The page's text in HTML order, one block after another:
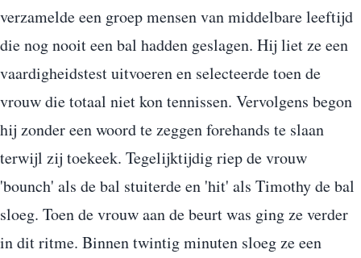
verzamelde een groep mensen van middelbare leeftijd
die nog nooit een bal hadden geslagen. Hij liet ze een
vaardigheidstest uitvoeren en selecteerde toen de
vrouw die totaal niet kon tennissen. Vervolgens begon
hij zonder een woord te zeggen forehands te slaan
terwijl zij toekeek. Tegelijktijdig riep de vrouw
'bounch' als de bal stuiterde en 'hit' als Timothy de bal
sloeg. Toen de vrouw aan de beurt was ging ze verder
in dit ritme. Binnen twintig minuten sloeg ze een